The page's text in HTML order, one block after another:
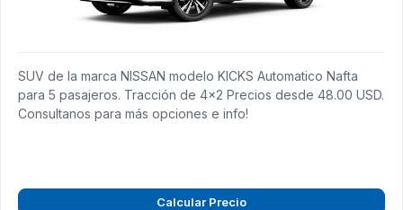
SUV de la marca NISSAN modelo KICKS Automatico Nafta
para 5 pasajeros. Tracción de 4x2 Precios desde 48.00 USD.
Consultanos para más opciones e info!
Calcular Precio